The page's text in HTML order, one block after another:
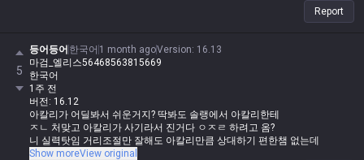
Report
5
등어등어 한국어 1 month agoVersion: 16.13
마검_엘리스56468563815669
한국어
1주 전
버전: 16.12
아칼리가 어딜봐서 쉬운거지? 딱봐도 솔랭에서 아칼리한테
ㅈㄴ 처맞고 아칼리가 사기라서 진거다 ㅇㅈㄹ 하려고 옴?
니 실력탓임 거리조절만 잘해도 아칼리만큼 상대하기 편한챔 없는데
Show moreView original